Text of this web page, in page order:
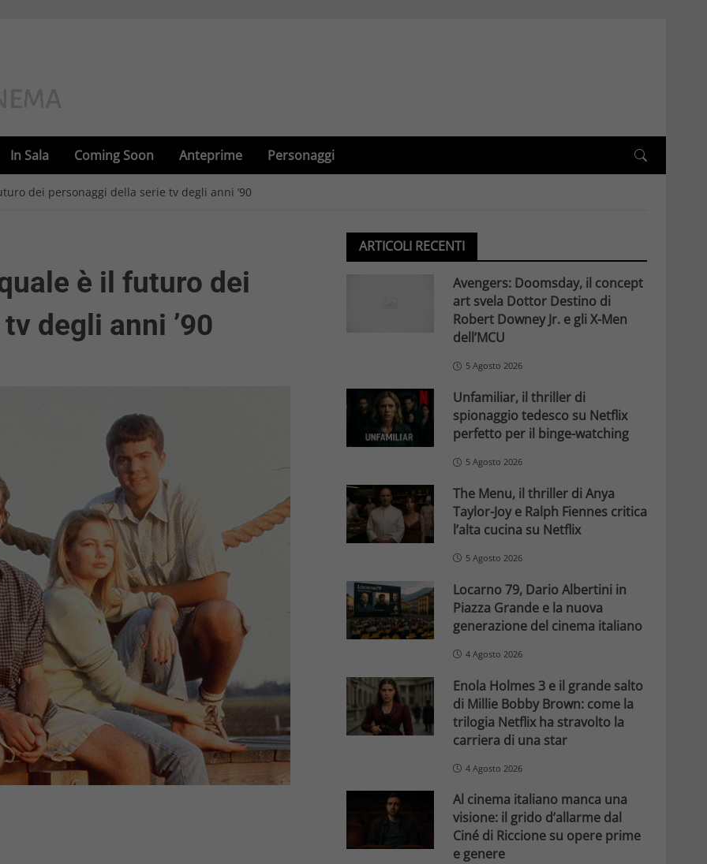
In Sala Coming Soon Anteprime Personaggi
dei personaggi della serie tv degli anni ’90
è il futuro dei
degli anni ’90
ARTICOLI RECENTI
Avengers: Doomsday, il concept
art svela Dottor Destino di
Robert Downey Jr. e gli X-Men
dell’MCU
5 Agosto 2026
Unfamiliar, il thriller di
spionaggio tedesco su Netflix
perfetto per il binge-watching
5 Agosto 2026
The Menu, il thriller di Anya
Taylor-Joy e Ralph Fiennes critica
l’alta cucina su Netflix
5 Agosto 2026
Locarno 79, Dario Albertini in
Piazza Grande e la nuova
generazione del cinema italiano
4 Agosto 2026
Enola Holmes 3 e il grande salto
di Millie Bobby Brown: come la
trilogia Netflix ha stravolto la
carriera di una star
4 Agosto 2026
Al cinema italiano manca una
visione: il grido d’allarme dal
Ciné di Riccione su opere prime
e genere